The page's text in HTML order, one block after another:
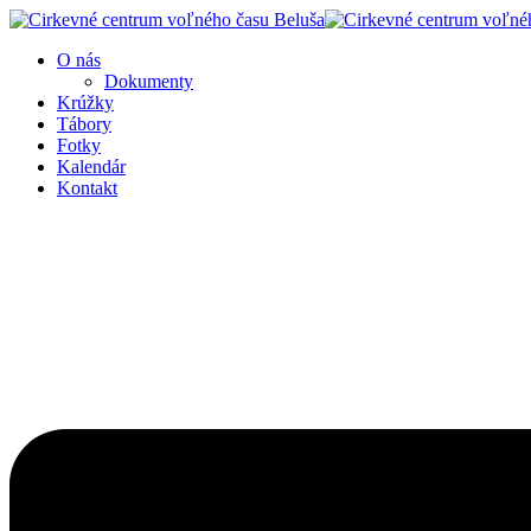
O nás
Dokumenty
Krúžky
Tábory
Fotky
Kalendár
Kontakt